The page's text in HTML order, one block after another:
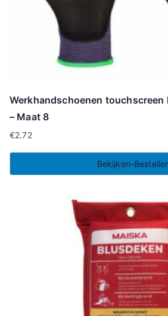
Werkhandschoenen touchscreen
– Maat 8
€2.72
Bekijken-